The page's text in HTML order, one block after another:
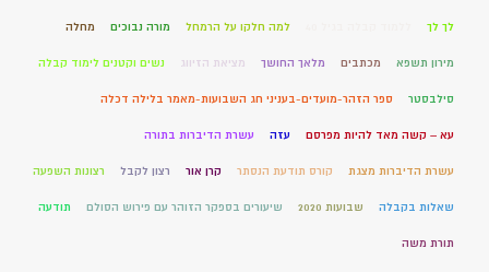
לך לך למה חלקו על הרמחל מורה נבוכים מחלה
מירון תשפא מכתבים מלאך החושך מציאת הזיווג נשים וקטנים לימוד קבלה
סילבסטר ספר הזהר-מועדים-בעניני חג השבועות-מאמר בלילה דכלה
עא – קשה מאד להיות מפרסם עזה עשרת הדיברות בתורה
עשרת הדיברות מצגת קורס תודעת הנסתר קרן אור רצון לקבל רצונות השפעה
שאלות בקבלה שבועות 2020 שיעורים בספקר הזוהר עם פירוש הסולם תודעה
תורת משה